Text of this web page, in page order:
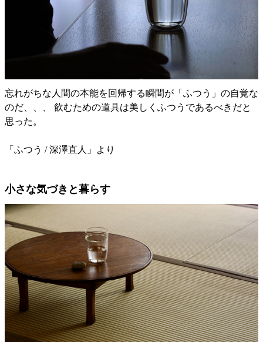
忘れがちな人間の本能を回帰する瞬間が「ふつう」の自覚な
のだ、、、 飲むための道具は美しくふつうであるべきだと
思った。
「ふつう / 深澤直人」より
小さな気づきと暮らす